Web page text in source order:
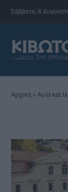
Σάββατο, 8
Αρχική » Αγία και